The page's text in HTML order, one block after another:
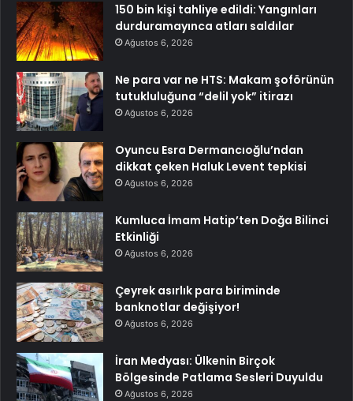
150 bin kişi tahliye edildi: Yangınları
durduramayınca atları saldılar
Ağustos 6, 2026
Ne para var ne HTS: Makam şoförünün
tutukluluğuna “delil yok” itirazı
Ağustos 6, 2026
Oyuncu Esra Dermancıoğlu’ndan
dikkat çeken Haluk Levent tepkisi
Ağustos 6, 2026
Kumluca İmam Hatip’ten Doğa Bilinci
Etkinliği
Ağustos 6, 2026
Çeyrek asırlık para biriminde
banknotlar değişiyor!
Ağustos 6, 2026
İran Medyası: Ülkenin Birçok
Bölgesinde Patlama Sesleri Duyuldu
Ağustos 6, 2026